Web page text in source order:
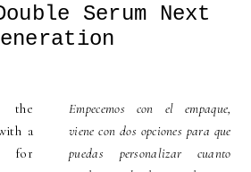
Serum Next
the
a
for
Empecemos con el empaque,
viene con dos opciones para que
puedas personalizar cuanto